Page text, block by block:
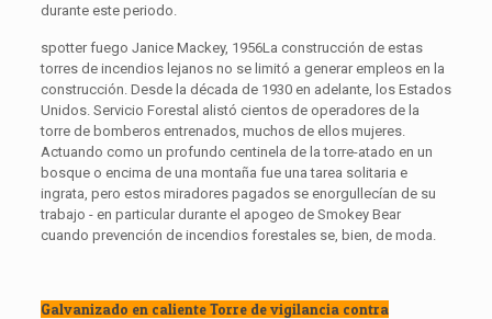
durante este periodo.
spotter fuego Janice Mackey, 1956La construcción de estas
torres de incendios lejanos no se limitó a generar empleos en la
construcción. Desde la década de 1930 en adelante, los Estados
Unidos. Servicio Forestal alistó cientos de operadores de la
torre de bomberos entrenados, muchos de ellos mujeres.
Actuando como un profundo centinela de la torre-atado en un
bosque o encima de una montaña fue una tarea solitaria e
ingrata, pero estos miradores pagados se enorgullecían de su
trabajo - en particular durante el apogeo de Smokey Bear
cuando prevención de incendios forestales se, bien, de moda.
Galvanizado en caliente Torre de vigilancia contra